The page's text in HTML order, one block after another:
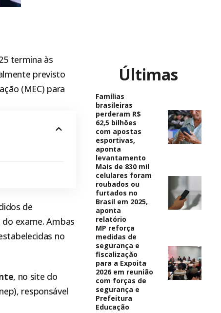
termina às
previsto
(MEC) para
de
exame. Ambas
no
, no site do
responsável
Últimas
Famílias
brasileiras
perderam R$
62,5 bilhões
com apostas
esportivas,
aponta
levantamento
Mais de 830 mil
celulares foram
roubados ou
furtados no
Brasil em 2025,
aponta
relatório
MP reforça
medidas de
segurança e
fiscalização
para a Expoita
2026 em reunião
com forças de
segurança e
Prefeitura
Educação